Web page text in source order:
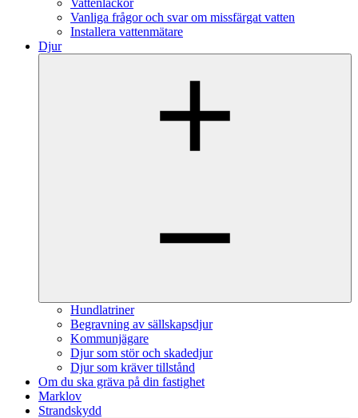
Vattenläckor
Vanliga frågor och svar om missfärgat vatten
Installera vattenmätare
Djur
Hundlatriner
Begravning av sällskapsdjur
Kommunjägare
Djur som stör och skadedjur
Djur som kräver tillstånd
Om du ska gräva på din fastighet
Marklov
Strandskydd